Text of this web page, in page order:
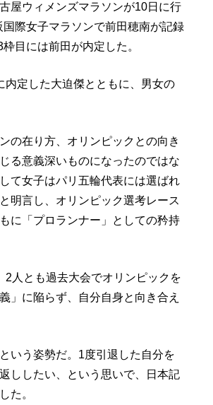
屋ウィメンズマラソンが10日に行
際女子マラソンで前田穂南が記録
目には前田が内定した。
内定した大迫傑とともに、男女の
の在り方、オリンピックとの向き
る意義深いものになったのではな
て女子はパリ五輪代表には選ばれ
明言し、オリンピック選考レース
に「プロランナー」としての矜持
人とも過去大会でオリンピックを
」に陥らず、自分自身と向き合え
いう姿勢だ。1度引退した自分を
ししたい、という思いで、日本記
た。